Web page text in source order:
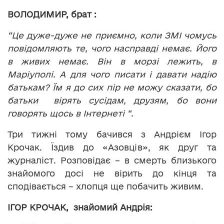
ВОЛОДИМИР, брат :
“Це дуже-дуже не приємно, коли ЗМІ чомусь
повідомляють те, чого насправді немає. Його
в живих немає. Він в морзі лежить, в
Маріуполі. А для чого писати і давати надію
батькам? Їм я до сих пір не можу сказати, бо
батьки вірять сусідам, друзям, бо вони
говорять щось в Інтернеті “.
Три тижні тому бачився з Андрієм Ігор
Крочак. Їздив до «Азовців», як друг та
журналіст. Розповідає – в смерть близького
знайомого досі не вірить до кінця та
сподівається – хлопця ще побачить живим.
ІГОР КРОЧАК, знайомий Андрія: